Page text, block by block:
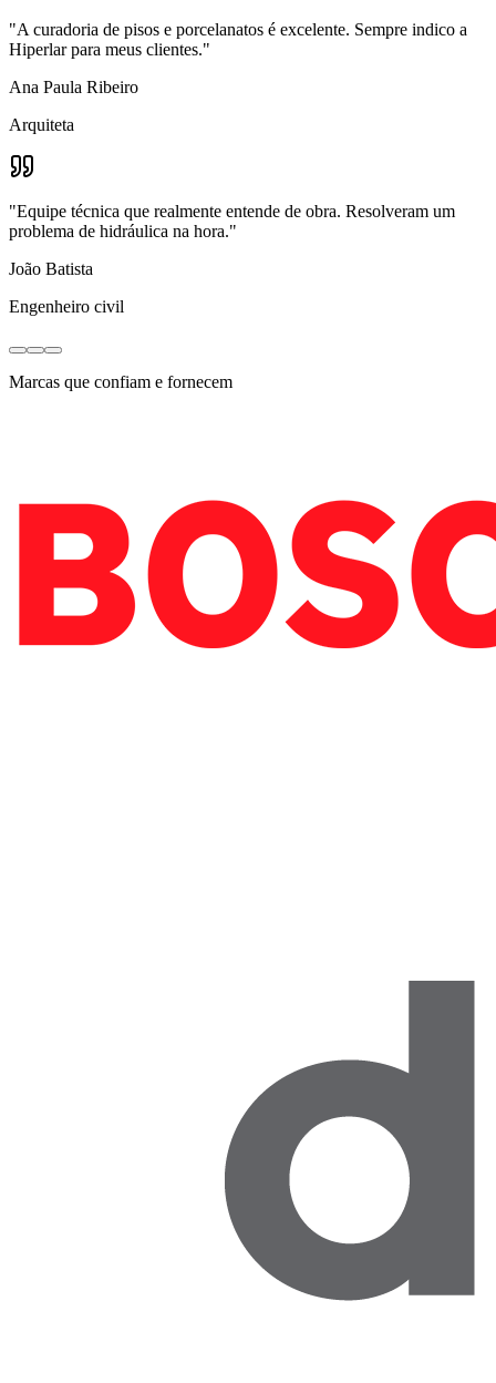
"A curadoria de pisos e porcelanatos é excelente. Sempre indico a
Hiperlar para meus clientes."
Ana Paula Ribeiro
Arquiteta
"Equipe técnica que realmente entende de obra. Resolveram um
problema de hidráulica na hora."
João Batista
Engenheiro civil
Marcas que confiam e fornecem